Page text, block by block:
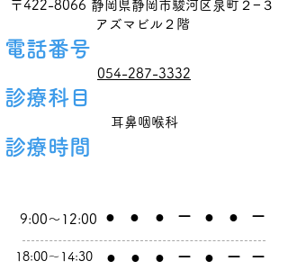
〒422-8066 静岡県静岡市駿河区泉町２−３
アズマビル２階
​電話番号
054-287-3332
​診療科目
耳鼻咽喉科
​診療時間
9:00～12:00 ​● ● ● ​ー ​● ​● ​ー
14:30～18:00 ​● ● ● ​ー ​● ​ー ​ー